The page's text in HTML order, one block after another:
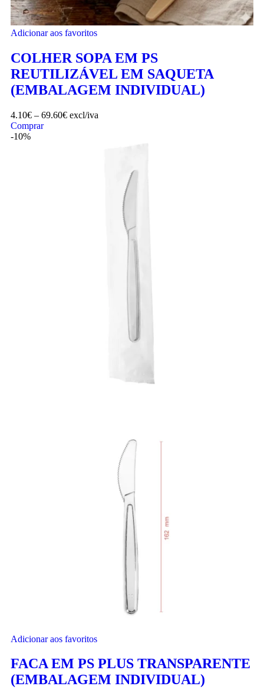
Adicionar aos favoritos
COLHER SOPA EM PS
REUTILIZÁVEL EM SAQUETA
(EMBALAGEM INDIVIDUAL)
4.10€ – 69.60€ excl/iva
Comprar
-10%
Adicionar aos favoritos
FACA EM PS PLUS TRANSPARENTE
(EMBALAGEM INDIVIDUAL)